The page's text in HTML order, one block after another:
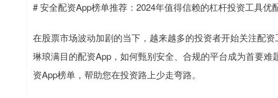
# 安全配资App榜单推荐：2024年值得信赖的杠杆投资工具优
在股票市场波动加剧的当下，越来越多的投资者开始关注配
琳琅满目的配资App，如何甄别安全、合规的平台成为首要
资App榜单，帮助您在投资路上少走弯路。